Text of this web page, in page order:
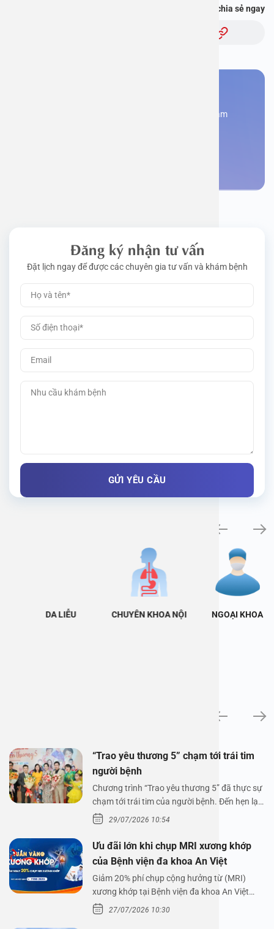
Bạn thấy thông tin này hữu ích, chia sẻ ngay
Đăng kí ngay để được các chuyên gia tư vấn và khám
Đăng ký nhận tư vấn
Đặt lịch ngay để được các chuyên gia tư vấn và khám bệnh
DA LIỄU CHUYÊN KHOA NỘI NGOẠI KHOA
“Trao yêu thương 5” chạm tới trái tim
người bệnh
Chương trình “Trao yêu thương 5” đã thực sự
chạm tới trái tim của người bệnh. Đến hẹn lại
lên,…29/07/2026 10:54
Ưu đãi lớn khi chụp MRI xương khớp
của Bệnh viện đa khoa An Việt
Giảm 20% phí chụp cộng hưởng từ (MRI)
xương khớp tại Bệnh viện đa khoa An Việt
Bệnh viện đa…
27/07/2026 10:30